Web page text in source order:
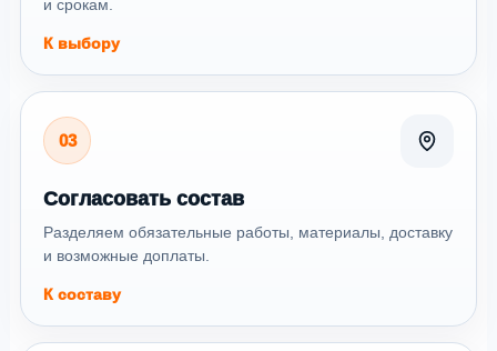
и срокам.
К выбору
03
Согласовать состав
Разделяем обязательные работы, материалы, доставку
и возможные доплаты.
К составу